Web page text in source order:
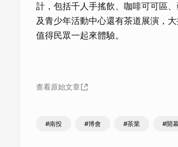
計，包括千人手搖飲、咖啡可可區
及青少年活動中心還有茶道展演，
值得民眾一起來體驗。
查看原始文章
#南投 #博會 #茶業 #開